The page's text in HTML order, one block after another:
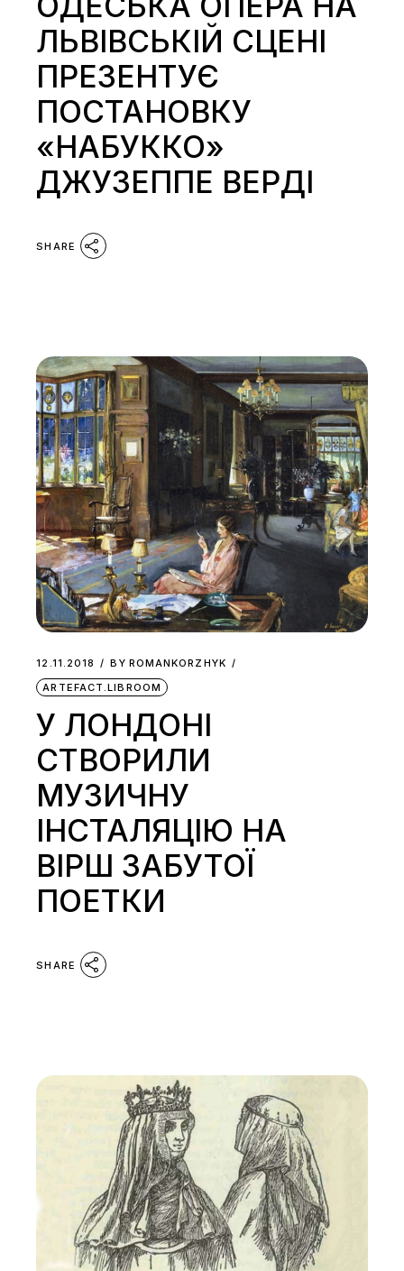
ЛЬВІВСЬКІЙ СЦЕНІ
ПРЕЗЕНТУЄ
ПОСТАНОВКУ
«НАБУККО»
ДЖУЗЕППЕ ВЕРДІ
SHARE
12.11.2018 BY ROMANKORZHYK
ARTEFACT.LIBROOM
У ЛОНДОНІ
СТВОРИЛИ
МУЗИЧНУ
ІНСТАЛЯЦІЮ НА
ВІРШ ЗАБУТОЇ
ПОЕТКИ
SHARE